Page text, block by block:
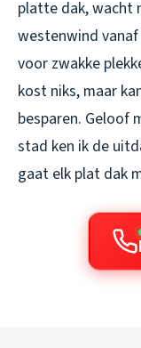
platte dak, wacht
westenwind
voor zwakke
kost niks, maar
besparen. Geloof
stad ken ik de
gaat elk plat dak